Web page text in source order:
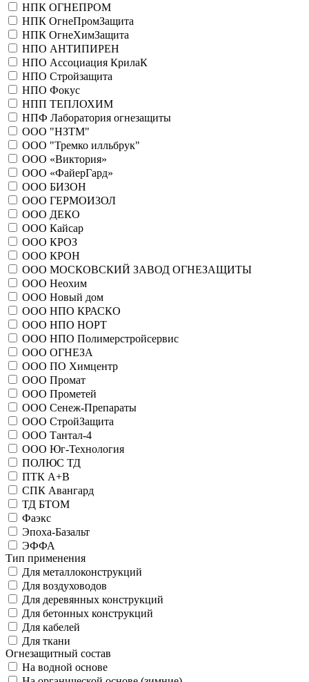
НПК ОГНЕПРОМ
НПК ОгнеПромЗащита
НПК ОгнеХимЗащита
НПО АНТИПИРЕН
НПО Ассоциация КрилаК
НПО Стройзащита
НПО Фокус
НПП ТЕПЛОХИМ
НПФ Лаборатория огнезащиты
ООО "НЗТМ"
ООО "Тремко илльбрук"
ООО «Виктория»
ООО «ФайерГард»
ООО БИЗОН
ООО ГЕРМОИЗОЛ
ООО ДЕКО
ООО Кайсар
ООО КРОЗ
ООО КРОН
ООО МОСКОВСКИЙ ЗАВОД ОГНЕЗАЩИТЫ
ООО Неохим
ООО Новый дом
ООО НПО КРАСКО
ООО НПО НОРТ
ООО НПО Полимерстройсервис
ООО ОГНЕЗА
ООО ПО Химцентр
ООО Промат
ООО Прометей
ООО Сенеж-Препараты
ООО СтройЗащита
ООО Тантал-4
ООО Юг-Технология
ПОЛЮС ТД
ПТК A+B
СПК Авангард
ТД БТОМ
Фаэкс
Эпоха-Базальт
ЭФФА
Тип применения
Для металлоконструкций
Для воздуховодов
Для деревянных конструкций
Для бетонных конструкций
Для кабелей
Для ткани
Огнезащитный состав
На водной основе